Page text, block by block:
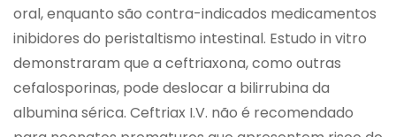
oral, enquanto são contra-indicados medicamentos
inibidores do peristaltismo intestinal. Estudo in vitro
demonstraram que a ceftriaxona, como outras
cefalosporinas, pode deslocar a bilirrubina da
albumina sérica. Ceftriax I.V. não é recomendado